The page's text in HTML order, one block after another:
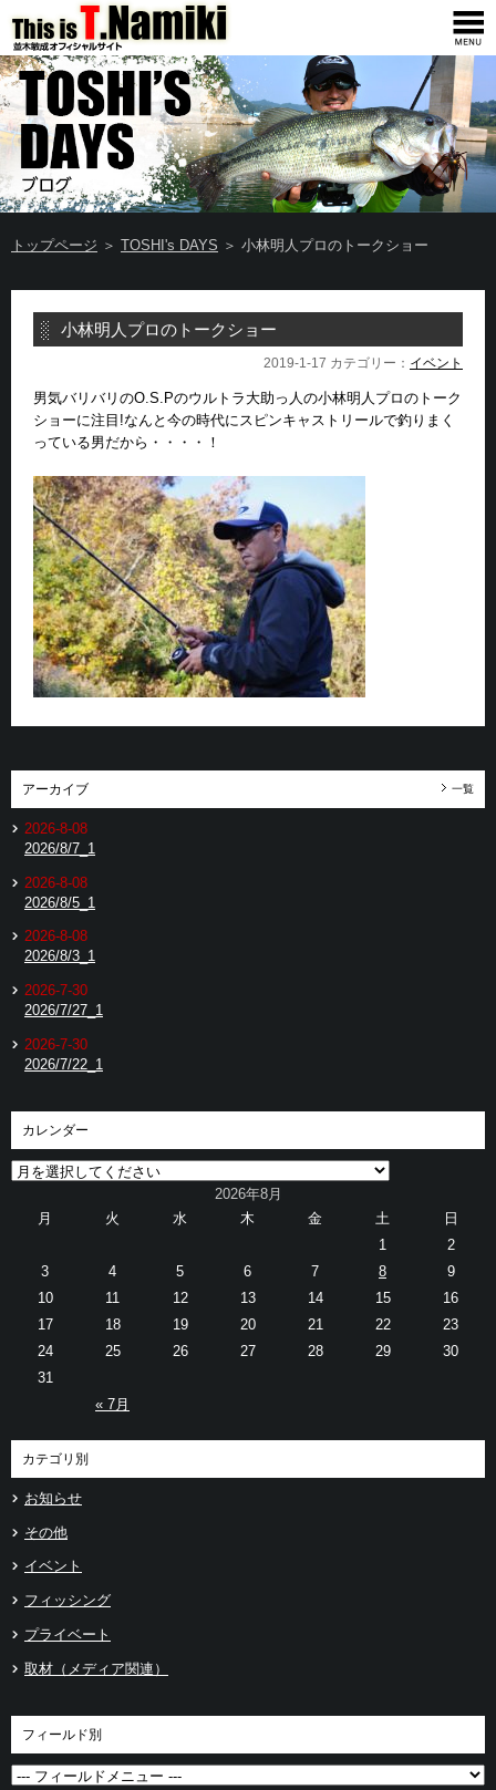
トップページ ＞ TOSHI's DAYS ＞ 小林明人プロのトークショー
小林明人プロのトークショー
2019-1-17 カテゴリー： イベント
男気バリバリのO.S.Pのウルトラ大助っ人の小林明人プロのトーク
ショーに注目!なんと今の時代にスピンキャストリールで釣りまく
っている男だから・・・・！
アーカイブ 一覧
2026-8-08
2026/8/7_1
2026-8-08
2026/8/5_1
2026-8-08
2026/8/3_1
2026-7-30
2026/7/27_1
2026-7-30
2026/7/22_1
カレンダー
2026年8月
月
火 水 木 金 土 日
« 7月
1
2
3
4 5 6 7 8
9
10
11 12 13 14 15
16
17
18 19 20 21 22
23
24
25 26 27 28 29
30
31
カテゴリ別
お知らせ
その他
イベント
フィッシング
プライベート
取材（メディア関連）
フィールド別